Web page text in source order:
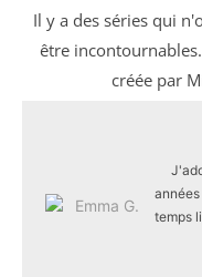
Il y a des séries qui
être
créée par
temps